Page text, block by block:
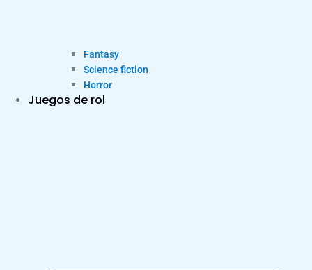
Fantasy
Science fiction
Horror
Juegos de rol